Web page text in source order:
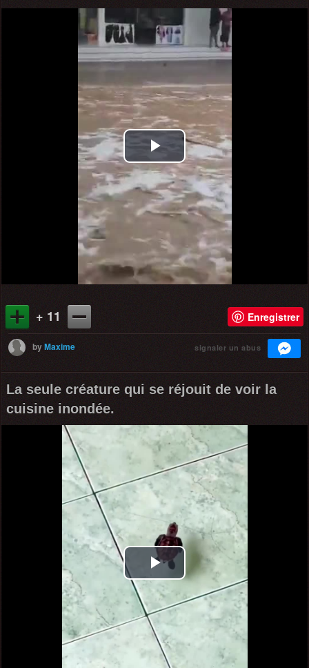
Play
Video
+ 11 Enregistrer
byMaxime signaler un abus
La seule créature qui se réjouit de voir la
cuisine inondée.
Play
Video